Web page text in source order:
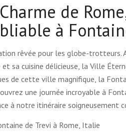
de
à
rêvée pour les globe-trotteurs.
sa cuisine délicieuse, la Ville
de cette ville magnifique, la
une journée incroyable à
à notre itinéraire soigneusement